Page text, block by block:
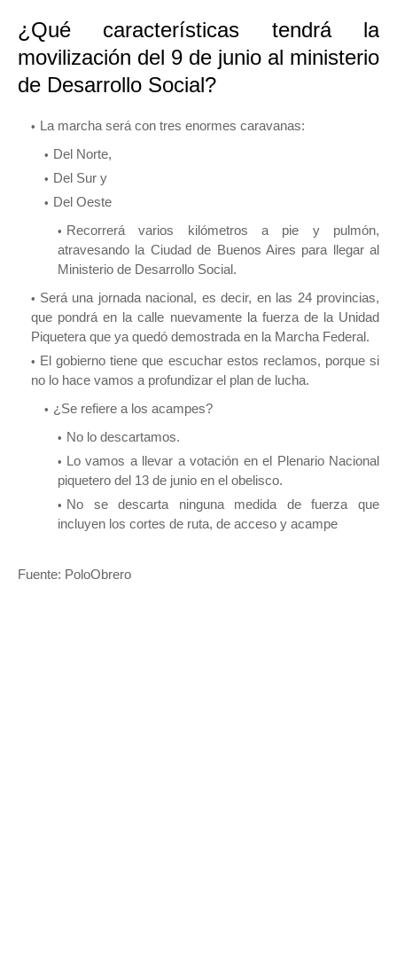
¿Qué características tendrá la
movilización del 9 de junio al ministerio
de Desarrollo Social?
La marcha será con tres enormes caravanas:
Del Norte,
Del Sur y
Del Oeste
Recorrerá varios kilómetros a pie y pulmón,
atravesando la Ciudad de Buenos Aires para llegar al
Ministerio de Desarrollo Social.
Será una jornada nacional, es decir, en las 24 provincias,
que pondrá en la calle nuevamente la fuerza de la Unidad
Piquetera que ya quedó demostrada en la Marcha Federal.
El gobierno tiene que escuchar estos reclamos, porque si
no lo hace vamos a profundizar el plan de lucha.
¿Se refiere a los acampes?
No lo descartamos.
Lo vamos a llevar a votación en el Plenario Nacional
piquetero del 13 de junio en el obelisco.
No se descarta ninguna medida de fuerza que
incluyen los cortes de ruta, de acceso y acampe
Fuente: PoloObrero